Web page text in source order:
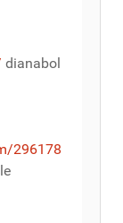
dianabol
296178